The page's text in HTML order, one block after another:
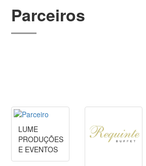
Parceiros
LUME
PRODUÇÕES
E EVENTOS